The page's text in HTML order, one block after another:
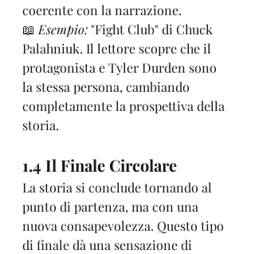
coerente con la narrazione.
📖 Esempio: "Fight Club" di Chuck
Palahniuk. Il lettore scopre che il
protagonista e Tyler Durden sono
la stessa persona, cambiando
completamente la prospettiva della
storia.
1.4 Il Finale Circolare
La storia si conclude tornando al
punto di partenza, ma con una
nuova consapevolezza. Questo tipo
di finale dà una sensazione di